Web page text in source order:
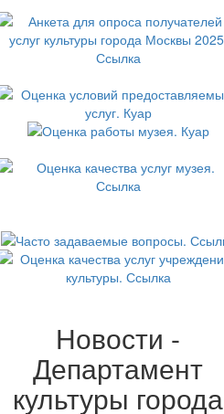
Новости -
Департамент
культуры города